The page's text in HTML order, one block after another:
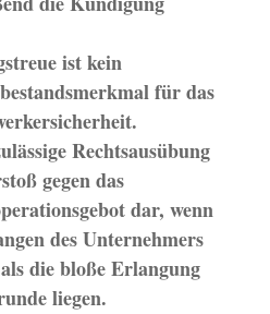
ist kein
für das
Rechtsausübung
gegen das
dar, wenn
des Unternehmers
die bloße Erlangung
liegen.